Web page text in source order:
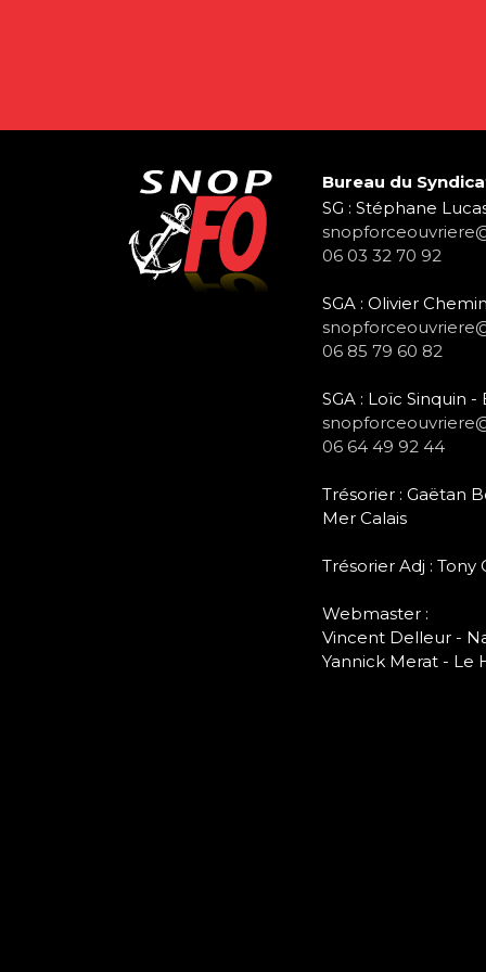
Bureau du
SG : Stéphane
06 03 32 70 92
SGA : Olivier
06 85 79 60 82
SGA : Loïc Sinquin
06 64 49 92 44
Trésorier : Gaëtan
Mer Calais
Trésorier Adj :
Webmaster :
Vincent Delleur -
Yannick Merat - Le